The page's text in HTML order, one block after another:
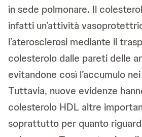
in sede polmonare. Il
infatti un’attività
l’aterosclerosi mediante il
colesterolo dalle pareti delle
evitandone così l’accumulo
Tuttavia, nuove evidenze
colesterolo HDL altre
soprattutto per quanto